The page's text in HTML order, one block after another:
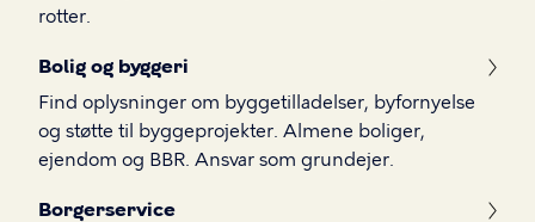
rotter.
Bolig og byggeri
Find oplysninger om byggetilladelser, byfornyelse
og støtte til byggeprojekter. Almene boliger,
ejendom og BBR. Ansvar som grundejer.
Borgerservice